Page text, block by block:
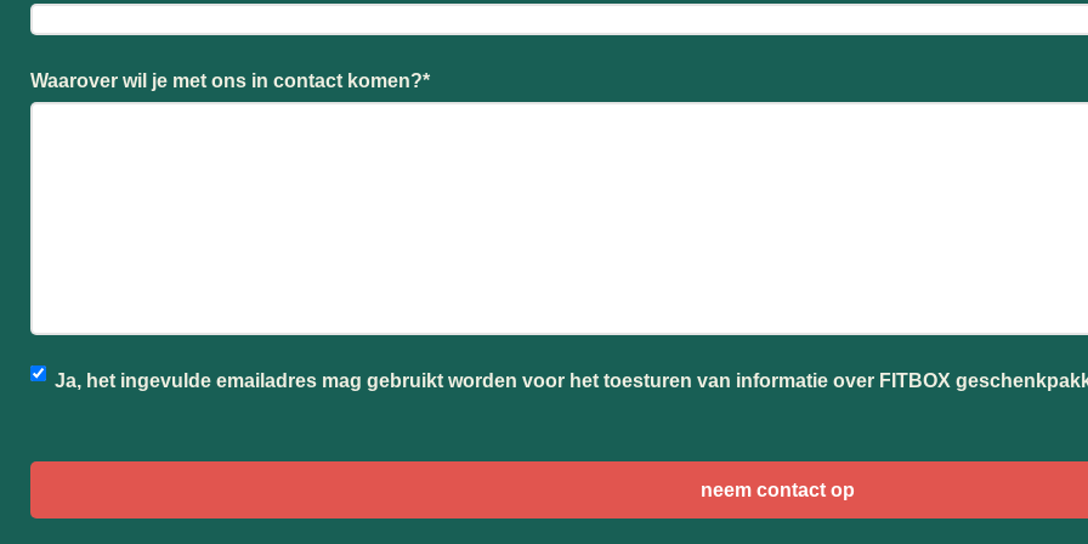
Waarover wil je met ons in contact komen?*
Ja, het ingevulde emailadres mag gebruikt worden voor het toesturen van informatie over FITBOX